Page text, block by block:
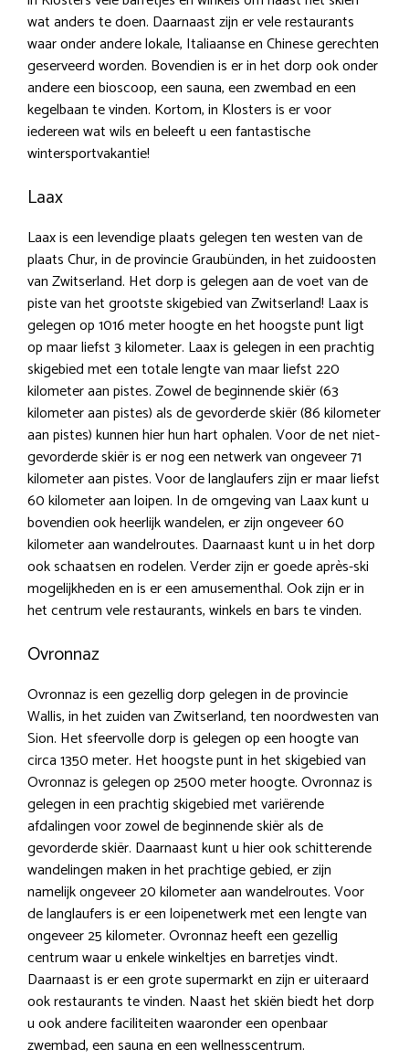
wat anders te doen. Daarnaast zijn er vele restaurants
waar onder andere lokale, Italiaanse en Chinese gerechten
geserveerd worden. Bovendien is er in het dorp ook onder
andere een bioscoop, een sauna, een zwembad en een
kegelbaan te vinden. Kortom, in Klosters is er voor
iedereen wat wils en beleeft u een fantastische
wintersportvakantie!
Laax
Laax is een levendige plaats gelegen ten westen van de
plaats Chur, in de provincie Graubünden, in het zuidoosten
van Zwitserland. Het dorp is gelegen aan de voet van de
piste van het grootste skigebied van Zwitserland! Laax is
gelegen op 1016 meter hoogte en het hoogste punt ligt
op maar liefst 3 kilometer. Laax is gelegen in een prachtig
skigebied met een totale lengte van maar liefst 220
kilometer aan pistes. Zowel de beginnende skiër (63
kilometer aan pistes) als de gevorderde skiër (86 kilometer
aan pistes) kunnen hier hun hart ophalen. Voor de net niet-
gevorderde skiër is er nog een netwerk van ongeveer 71
kilometer aan pistes. Voor de langlaufers zijn er maar liefst
60 kilometer aan loipen. In de omgeving van Laax kunt u
bovendien ook heerlijk wandelen, er zijn ongeveer 60
kilometer aan wandelroutes. Daarnaast kunt u in het dorp
ook schaatsen en rodelen. Verder zijn er goede après-ski
mogelijkheden en is er een amusementhal. Ook zijn er in
het centrum vele restaurants, winkels en bars te vinden.
Ovronnaz
Ovronnaz is een gezellig dorp gelegen in de provincie
Wallis, in het zuiden van Zwitserland, ten noordwesten van
Sion. Het sfeervolle dorp is gelegen op een hoogte van
circa 1350 meter. Het hoogste punt in het skigebied van
Ovronnaz is gelegen op 2500 meter hoogte. Ovronnaz is
gelegen in een prachtig skigebied met variërende
afdalingen voor zowel de beginnende skiër als de
gevorderde skiër. Daarnaast kunt u hier ook schitterende
wandelingen maken in het prachtige gebied, er zijn
namelijk ongeveer 20 kilometer aan wandelroutes. Voor
de langlaufers is er een loipenetwerk met een lengte van
ongeveer 25 kilometer. Ovronnaz heeft een gezellig
centrum waar u enkele winkeltjes en barretjes vindt.
Daarnaast is er een grote supermarkt en zijn er uiteraard
ook restaurants te vinden. Naast het skiën biedt het dorp
u ook andere faciliteiten waaronder een openbaar
zwembad, een sauna en een wellnesscentrum.